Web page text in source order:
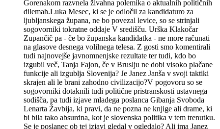
Gorenakom razvnela živahna polemika o aktualnih političnih
dilemah.Luka Mesec, ki se je odločil za kandidaturo za
ljubljanskega župana, ne bo povezal levice, so se strinjali
sogovorniki tokratne oddaje V središču. Urška Klakočar
Zupančič pa - če bo županska kandidatka - ne more računati
na glasove desnega volilnega telesa. Z gosti smo komentirali
tudi najnovejše javnomnenjske rezultate ter tudi, kdo bo
izgubil več, Tanja Fajon, če v Bruslju ne dobi visoko plačane
funkcije ali izgublja Slovenija? Je Janez Janša v svoji taktiki
skrajen ali le brani zahodno civilizacijo?V pogovoru so se
sogovorniki dotaknili tudi politične pristranskosti ustavnega
sodišča, pa tudi izjave mladega poslanca Gibanja Svoboda
Lenarta Žavbija, ki pravi, da ne pozna ne knjige ali drame, ki
bi bila tako absurdna, kot je slovenska politika v tem trenutku.
Se je poslanec ob tej izjavi gledal v ogledalo? Ali ima Janez